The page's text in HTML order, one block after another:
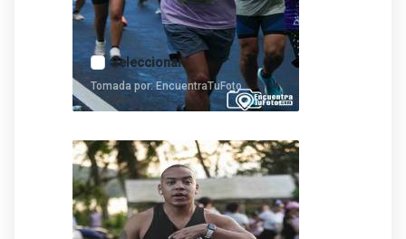
Seleccionar
Tomada por: EncuentraTuFoto